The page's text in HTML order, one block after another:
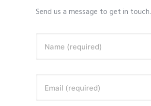
Send us a message to get in touch.
Name (required)
Email (required)